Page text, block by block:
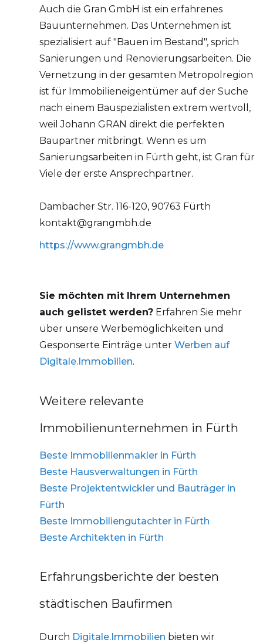
Auch die Gran GmbH ist ein erfahrenes
Bauunternehmen. Das Unternehmen ist
spezialisiert auf "Bauen im Bestand", sprich
Sanierungen und Renovierungsarbeiten. Die
Vernetzung in der gesamten Metropolregion
ist für Immobilieneigentümer auf der Suche
nach einem Bauspezialisten extrem wertvoll,
weil Johann GRAN direkt die perfekten
Baupartner mitbringt. Wenn es um
Sanierungsarbeiten in Fürth geht, ist Gran für
Viele der erste Ansprechpartner.
Dambacher Str. 116-120, 90763 Fürth
kontakt@grangmbh.de
https://www.grangmbh.de
Sie möchten mit Ihrem Unternehmen
auch gelistet werden? Erfahren Sie mehr
über unsere Werbemöglichkeiten und
Gesponserte Einträge unterWerben auf
Digitale.Immobilien.
Weitere relevante
Immobilienunternehmen in Fürth
Beste Immobilienmakler in Fürth
Beste Hausverwaltungen in Fürth
Beste Projektentwickler und Bauträger in
Fürth
Beste Immobiliengutachter in Fürth
Beste Architekten in Fürth
Erfahrungsberichte der besten
städtischen Baufirmen
Durch Digitale.Immobilien bieten wir